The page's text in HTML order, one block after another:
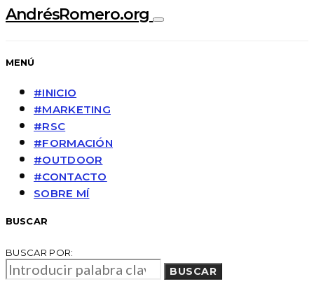
AndrésRomero.org
MENÚ
#INICIO
#MARKETING
#RSC
#FORMACIÓN
#OUTDOOR
#CONTACTO
SOBRE MÍ
BUSCAR
BUSCAR POR:
BUSCAR